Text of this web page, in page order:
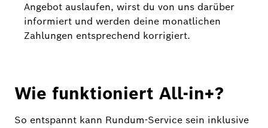
Angebot auslaufen, wirst du von uns darüber
informiert und werden deine monatlichen
Zahlungen entsprechend korrigiert.
Wie funktioniert All-in+?
So entspannt kann Rundum-Service sein inklusive